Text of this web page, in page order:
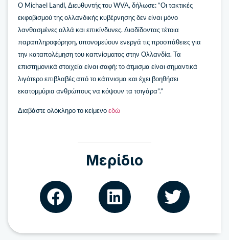
Ο Michael Landl, Διευθυντής του WVA, δήλωσε: “Οι τακτικές
εκφοβισμού της ολλανδικής κυβέρνησης δεν είναι μόνο
λανθασμένες αλλά και επικίνδυνες. Διαδίδοντας τέτοια
παραπληροφόρηση, υπονομεύουν ενεργά τις προσπάθειες για
την καταπολέμηση του καπνίσματος στην Ολλανδία. Τα
επιστημονικά στοιχεία είναι σαφή: το άτμισμα είναι σημαντικά
λιγότερο επιβλαβές από το κάπνισμα και έχει βοηθήσει
εκατομμύρια ανθρώπους να κόψουν τα τσιγάρα”.”
Διαβάστε ολόκληρο το κείμενοεδώ
Μερίδιο